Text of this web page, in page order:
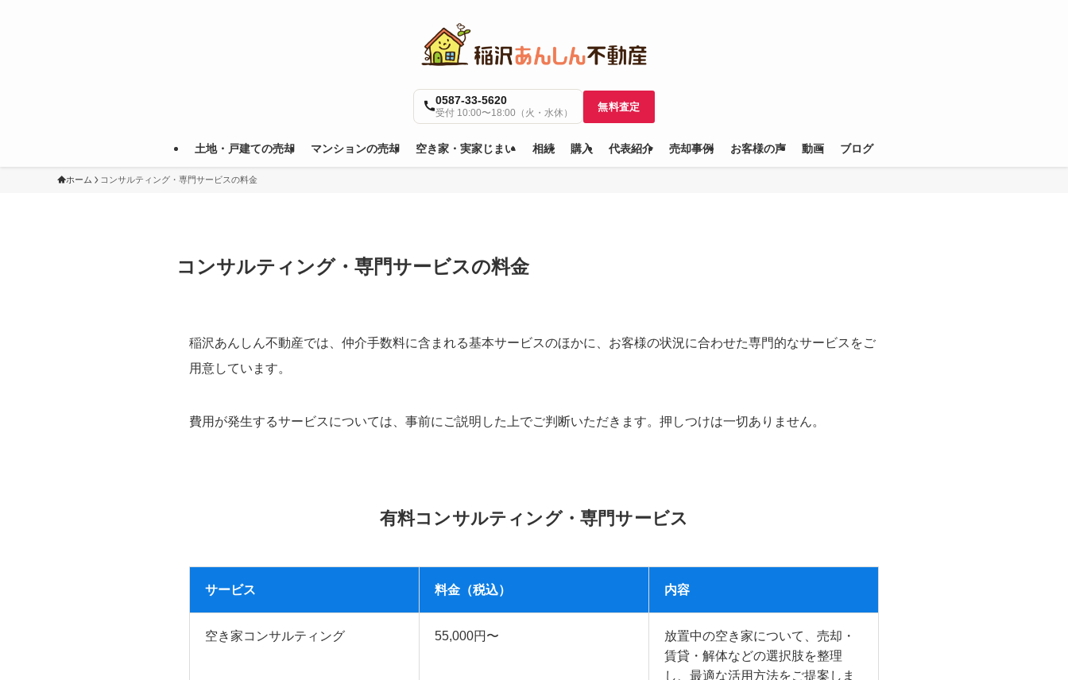
土地・戸建ての売却 マンションの売却 空き家・実家じまい 相続 購入 代表紹介 売却事例 お客様の声 動画 ブログ
0587-33-5620
受付 10:00〜18:00（火・水休）
無料査定
ホーム コンサルティング・専門サービスの料金
コンサルティング・専門サービスの料金
稲沢あんしん不動産では、仲介手数料に含まれる基本サービスのほかに、お客様の状況に合わせた専門的なサービスをご
用意しています。
費用が発生するサービスについては、事前にご説明した上でご判断いただきます。押しつけは一切ありません。
有料コンサルティング・専門サービス
サービス 料金（税込） 内容
空き家コンサルティング 55,000円〜
放置中の空き家について、売却・
賃貸・解体などの選択肢を整理
し、最適な活用方法をご提案しま